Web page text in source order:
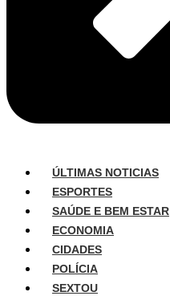
ÚLTIMAS NOTICIAS
ESPORTES
SAÚDE E BEM ESTAR
ECONOMIA
CIDADES
POLÍCIA
SEXTOU